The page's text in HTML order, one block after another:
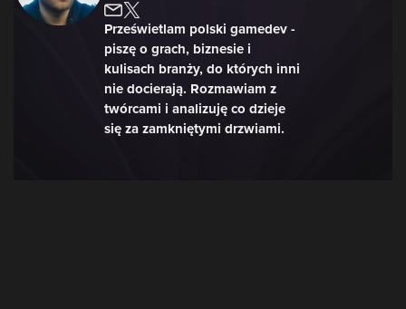
Prześwietlam polski gamedev -
piszę o grach, biznesie i
kulisach branży, do których inni
nie docierają. Rozmawiam z
twórcami i analizuję co dzieje
się za zamkniętymi drzwiami.